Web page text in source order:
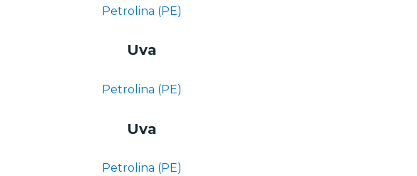
Petrolina (PE)
Uva
Petrolina (PE)
Uva
Petrolina (PE)